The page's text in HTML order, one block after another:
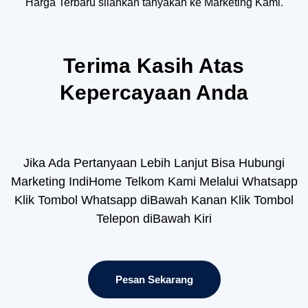
Harga Terbaru silahkan tanyakan ke Marketing Kami.
Terima Kasih Atas
Kepercayaan Anda
Jika Ada Pertanyaan Lebih Lanjut Bisa Hubungi
Marketing IndiHome Telkom Kami Melalui Whatsapp
Klik Tombol Whatsapp diBawah Kanan Klik Tombol
Telepon diBawah Kiri
Pesan Sekarang